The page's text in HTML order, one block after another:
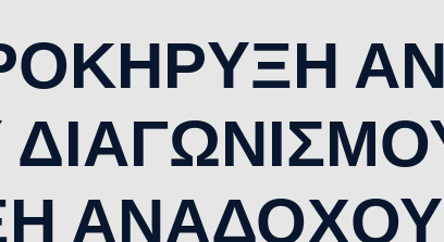
ΑΝΑΔΟΧΟΥ